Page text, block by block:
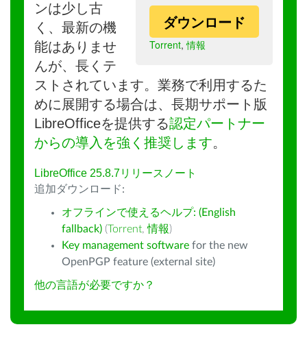
ダウンロード
Torrent,情報
ンは少し古
く、最新の機
能はありませ
んが、長くテ
ストされています。業務で利用するた
めに展開する場合は、長期サポート版
LibreOfficeを提供する認定パートナー
からの導入を強く推奨します。
LibreOffice 25.8.7リリースノート
追加ダウンロード:
オフラインで使えるヘルプ: (English
fallback) (Torrent,情報)
Key management software for the new
OpenPGP feature (external site)
他の言語が必要ですか？